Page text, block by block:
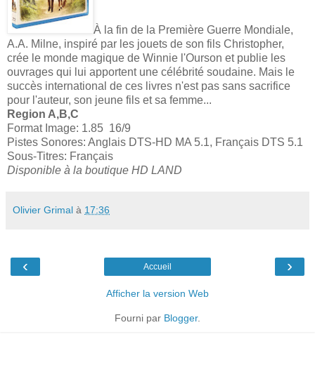
À la fin de la Première Guerre Mondiale,
A.A. Milne, inspiré par les jouets de son fils Christopher,
crée le monde magique de Winnie l'Ourson et publie les
ouvrages qui lui apportent une célébrité soudaine. Mais le
succès international de ces livres n'est pas sans sacrifice
pour l'auteur, son jeune fils et sa femme...
Region A,B,C
Format Image: 1.85 16/9
Pistes Sonores: Anglais DTS-HD MA 5.1, Français DTS 5.1
Sous-Titres: Français
Disponible à la boutique HD LAND
Olivier Grimal à 17:36
‹ ›
Accueil
Afficher la version Web
Fourni par Blogger.